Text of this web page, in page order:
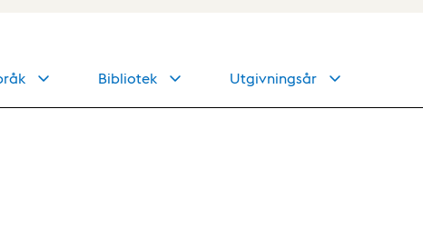
Bibliotek Utgivningsår